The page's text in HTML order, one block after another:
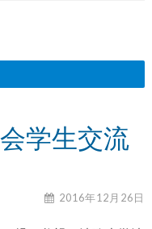
学生交流
2016年12月26日